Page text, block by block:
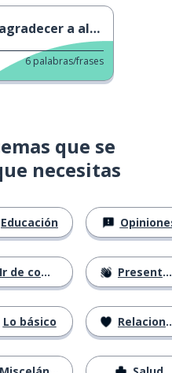
a alguien
6 palabras/frases
que se
necesitas
Educación
Ir de compras
Lo básico
Presentándose
Relaciones